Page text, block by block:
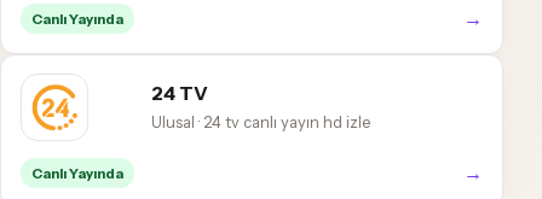
Canlı Yayında →
24 TV
Ulusal · 24 tv canlı yayın hd izle
Canlı Yayında →